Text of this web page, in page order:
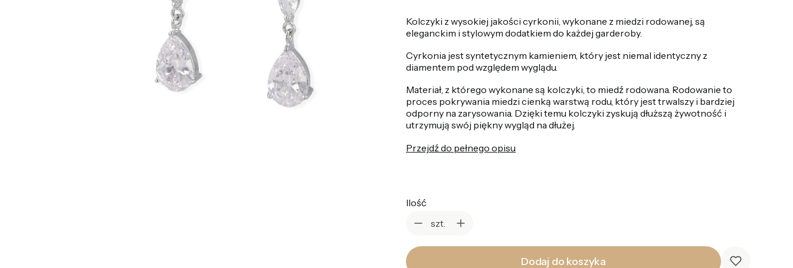
Kolczyki z wysokiej jakości cyrkonii, wykonane z miedzi rodowanej, są
eleganckim i stylowym dodatkiem do każdej garderoby.
Cyrkonia jest syntetycznym kamieniem, który jest niemal identyczny z
diamentem pod względem wyglądu.
Materiał, z którego wykonane są kolczyki, to miedź rodowana. Rodowanie to
proces pokrywania miedzi cienką warstwą rodu, który jest trwalszy i bardziej
odporny na zarysowania. Dzięki temu kolczyki zyskują dłuższą żywotność i
utrzymują swój piękny wygląd na dłużej.
Przejdź do pełnego opisu
Ilość
szt.
Dodaj do koszyka